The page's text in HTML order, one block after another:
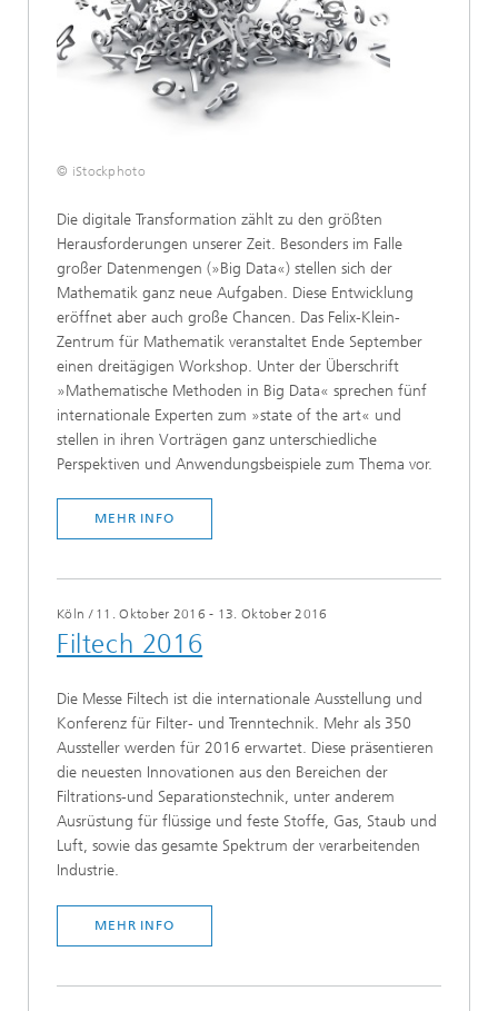
© iStockphoto
Die digitale Transformation zählt zu den größten
Herausforderungen unserer Zeit. Besonders im Falle
großer Datenmengen (»Big Data«) stellen sich der
Mathematik ganz neue Aufgaben. Diese Entwicklung
eröffnet aber auch große Chancen. Das Felix-Klein-
Zentrum für Mathematik veranstaltet Ende September
einen dreitägigen Workshop. Unter der Überschrift
»Mathematische Methoden in Big Data« sprechen fünf
internationale Experten zum »state of the art« und
stellen in ihren Vorträgen ganz unterschiedliche
Perspektiven und Anwendungsbeispiele zum Thema vor.
MEHR INFO
Köln / 11. Oktober 2016 - 13. Oktober 2016
Filtech 2016
Die Messe Filtech ist die internationale Ausstellung und
Konferenz für Filter- und Trenntechnik. Mehr als 350
Aussteller werden für 2016 erwartet. Diese präsentieren
die neuesten Innovationen aus den Bereichen der
Filtrations-und Separationstechnik, unter anderem
Ausrüstung für flüssige und feste Stoffe, Gas, Staub und
Luft, sowie das gesamte Spektrum der verarbeitenden
Industrie.
MEHR INFO